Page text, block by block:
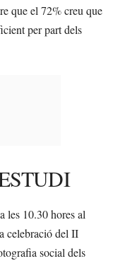
que el 72% creu que
per part dels
les 10.30 hores al
celebració del II
social dels